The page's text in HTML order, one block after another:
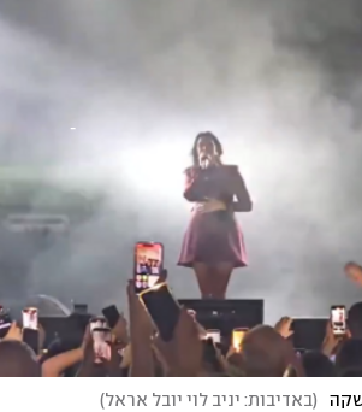
(באדיבות: יניב לוי יובל אראל)